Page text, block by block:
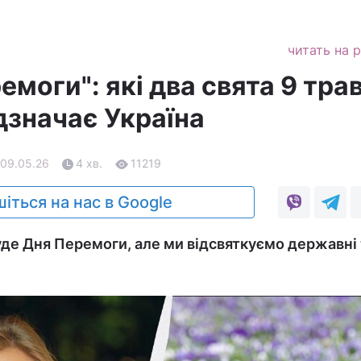
читать на
які два свята 9
Україна
4 хв. 11219
на нас в Google
Дня Перемоги, але ми відсвяткуємо державні